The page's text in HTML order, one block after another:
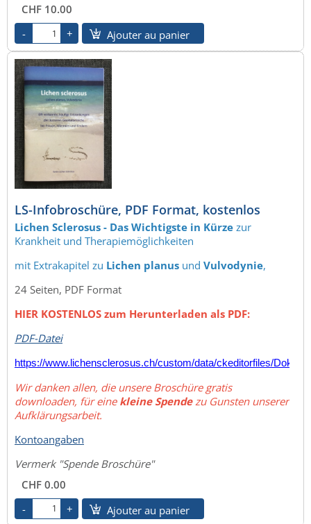
CHF 10.00
Ajouter au panier
LS-Infobroschüre, PDF Format, kostenlos
Lichen Sclerosus - Das Wichtigste in Kürze zur
Krankheit und Therapiemöglichkeiten
mit Extrakapitel zu Lichen planus und Vulvodynie,
24 Seiten, PDF Format
HIER KOSTENLOS zum Herunterladen als PDF:
PDF-Datei
https://www.lichensclerosus.ch/custom/data/ckeditorfiles/
Wir danken allen, die unsere Broschüre gratis
downloaden, für eine kleine Spende zu Gunsten unserer
Aufklärungsarbeit.
Kontoangaben
Vermerk "Spende Broschüre"
CHF 0.00
Ajouter au panier